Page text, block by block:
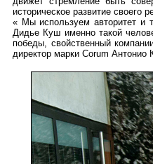
историческое развитие своего
« Мы используем авторитет и
Дидье Куш именно такой
победы, свойственный
директор марки Corum Антонио